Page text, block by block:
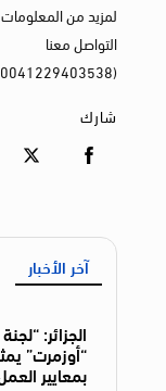
لمزيد من المعلومات
التواصل معنا
(0041229403538 /
شارك
آخر الأخبار
الجزائر:
“أوزمرت”
بمعايير